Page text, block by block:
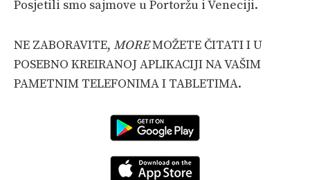
Posjetili smo sajmove u Portoržu i Veneciji.
NE ZABORAVITE, MOREMOŽETE ČITATI I U
POSEBNO KREIRANOJ APLIKACIJI NA VAŠIM
PAMETNIM TELEFONIMA I TABLETIMA.